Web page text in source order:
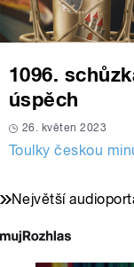
1096.
úspěch
26. květen 2023
Toulky českou
Největší